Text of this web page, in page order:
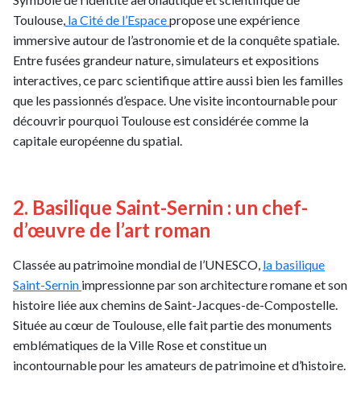
Toulouse, la Cité de l’Espacepropose une expérience
immersive autour de l’astronomie et de la conquête spatiale.
Entre fusées grandeur nature, simulateurs et expositions
interactives, ce parc scientifique attire aussi bien les familles
que les passionnés d’espace. Une visite incontournable pour
découvrir pourquoi Toulouse est considérée comme la
capitale européenne du spatial.
2. Basilique Saint-Sernin : un chef-
d’œuvre de l’art roman
Classée au patrimoine mondial de l’UNESCO, la basilique
Saint-Sernin impressionne par son architecture romane et son
histoire liée aux chemins de Saint-Jacques-de-Compostelle.
Située au cœur de Toulouse, elle fait partie des monuments
emblématiques de la Ville Rose et constitue un
incontournable pour les amateurs de patrimoine et d’histoire.